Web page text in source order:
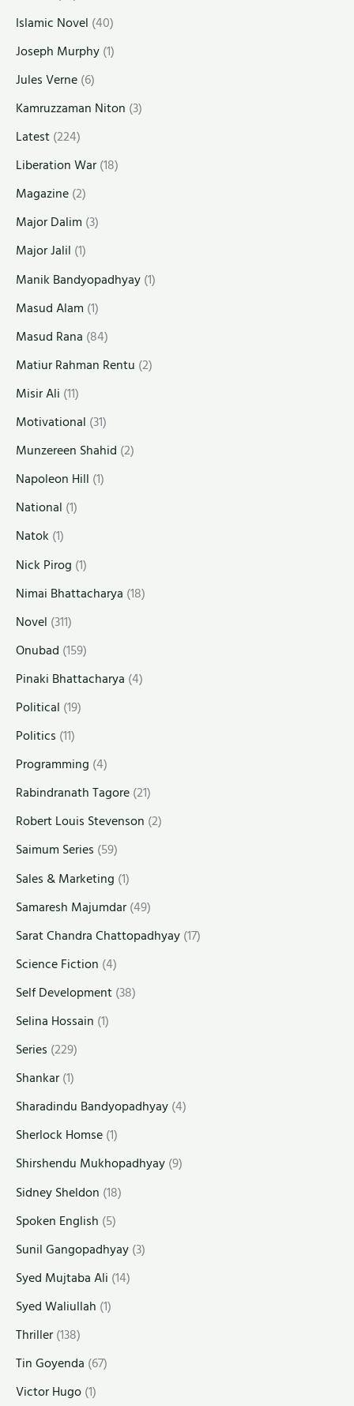
Islamic Novel (40)
Joseph Murphy(1)
Jules Verne(6)
Kamruzzaman Niton (3)
Latest(224)
Liberation War(18)
Magazine(2)
Major Dalim (3)
Major Jalil (1)
Manik Bandyopadhyay(1)
Masud Alam (1)
Masud Rana (84)
Matiur Rahman Rentu (2)
Misir Ali (11)
Motivational (31)
Munzereen Shahid (2)
Napoleon Hill (1)
National (1)
Natok (1)
Nick Pirog (1)
Nimai Bhattacharya (18)
Novel (311)
Onubad (159)
Pinaki Bhattacharya (4)
Political (19)
Politics (11)
Programming (4)
Rabindranath Tagore(21)
Robert Louis Stevenson (2)
Saimum Series (59)
Sales & Marketing (1)
Samaresh Majumdar(49)
Sarat Chandra Chattopadhyay(17)
Science Fiction (4)
Self Development(38)
Selina Hossain (1)
Series (229)
Shankar(1)
Sharadindu Bandyopadhyay(4)
Sherlock Homse(1)
Shirshendu Mukhopadhyay(9)
Sidney Sheldon (18)
Spoken English (5)
Sunil Gangopadhyay(3)
Syed Mujtaba Ali (14)
Syed Waliullah (1)
Thriller(138)
Tin Goyenda (67)
Victor Hugo(1)